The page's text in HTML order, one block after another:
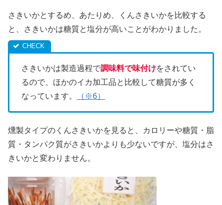
さきいかとするめ、あたりめ、くんさきいかを比較する
と、さきいかは糖質と塩分が高いことがわかりました。
さきいかは製造過程で調味料で味付けをされてい
るので、ほかのイカ加工品と比較して糖質が多く
なっています。
（※6）
燻製タイプのくんさきいかを見ると、カロリーや糖質・脂
質・タンパク質がさきいかよりも少ないですが、塩分はさ
きいかと変わりません。